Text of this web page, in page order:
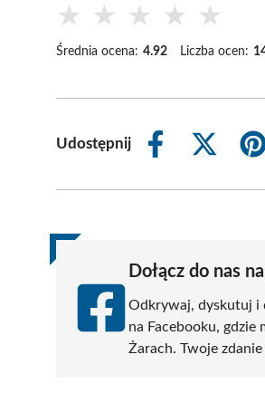
★ ★ ★ ★ ★
Średnia ocena: 4.92 Liczba ocen:
Udostępnij
Share
Share
(Twitter)
Dołącz do nas
Odkrywaj, dyskutuj i
na Facebooku,
Żarach. Twoje